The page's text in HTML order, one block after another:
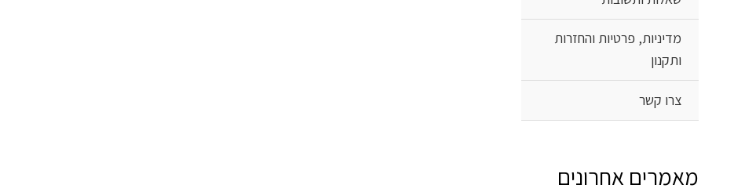
מדיניות, פרטיות והחזרות
ותקנון
צרו קשר
מאמרים אחרונים